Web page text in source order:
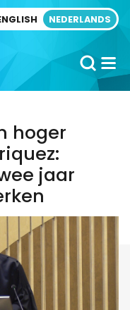
NEDERLANDS
hoger
jaar